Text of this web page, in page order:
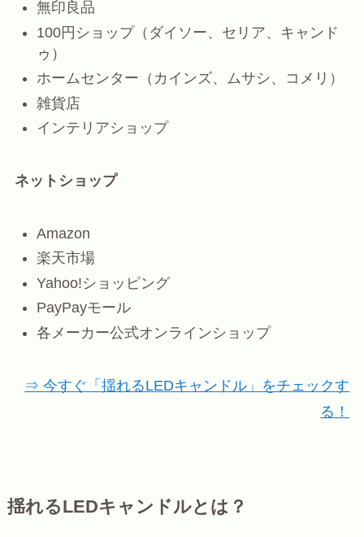
無印良品
100円ショップ（ダイソー、セリア、キャンド
ゥ）
ホームセンター（カインズ、ムサシ、コメリ）
雑貨店
インテリアショップ
ネットショップ
Amazon
楽天市場
Yahoo!ショッピング
PayPayモール
各メーカー公式オンラインショップ
⇒ 今すぐ「揺れるLEDキャンドル」をチェックす
る！
揺れるLEDキャンドルとは？